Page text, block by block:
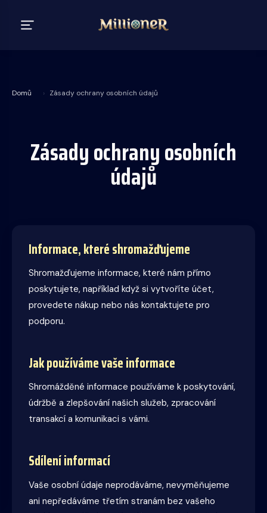
Domů › Zásady ochrany osobních údajů
Zásady ochrany osobních
údajů
Informace, které shromažďujeme
Shromažďujeme informace, které nám přímo
poskytujete, například když si vytvoříte účet,
provedete nákup nebo nás kontaktujete pro
podporu.
Jak používáme vaše informace
Shromážděné informace používáme k poskytování,
údržbě a zlepšování našich služeb, zpracování
transakcí a komunikaci s vámi.
Sdílení informací
Vaše osobní údaje neprodáváme, nevyměňujeme
ani nepředáváme třetím stranám bez vašeho